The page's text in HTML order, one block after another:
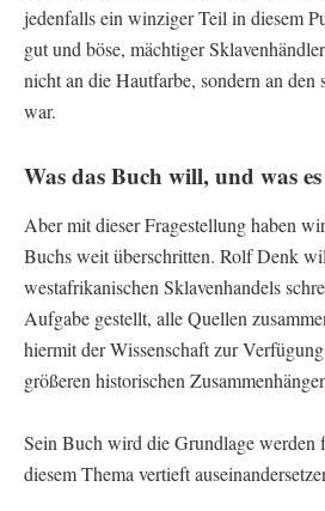
jedenfalls ein winziger Teil in diesem
gut und böse, mächtiger
nicht an die Hautfarbe, sondern an den
war.
Was das Buch will, und was
Aber mit dieser Fragestellung haben
Buchs weit überschritten. Rolf Denk
westafrikanischen Sklavenhandels
Aufgabe gestellt, alle Quellen
hiermit der Wissenschaft zur
größeren historischen
Sein Buch wird die Grundlage werden
diesem Thema vertieft